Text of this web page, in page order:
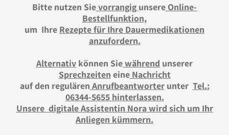
Bitte nutzen Sievorrangig unsere Online-
Bestellfunktion,
um Ihre Rezepte für Ihre Dauermedikationen
anzufordern.
Alternativ können Siewährend unserer
Sprechzeiten eineNachricht
auf den regulären Anrufbeantworterunter Tel.:
06344-5655 hinterlassen.
Unsere digitale Assistentin Nora wird sich um Ihr
Anliegen kümmern.